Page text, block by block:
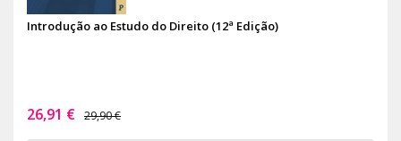
Introdução ao Estudo do Direito (12ª Edição)
26,91 € 29,90 €